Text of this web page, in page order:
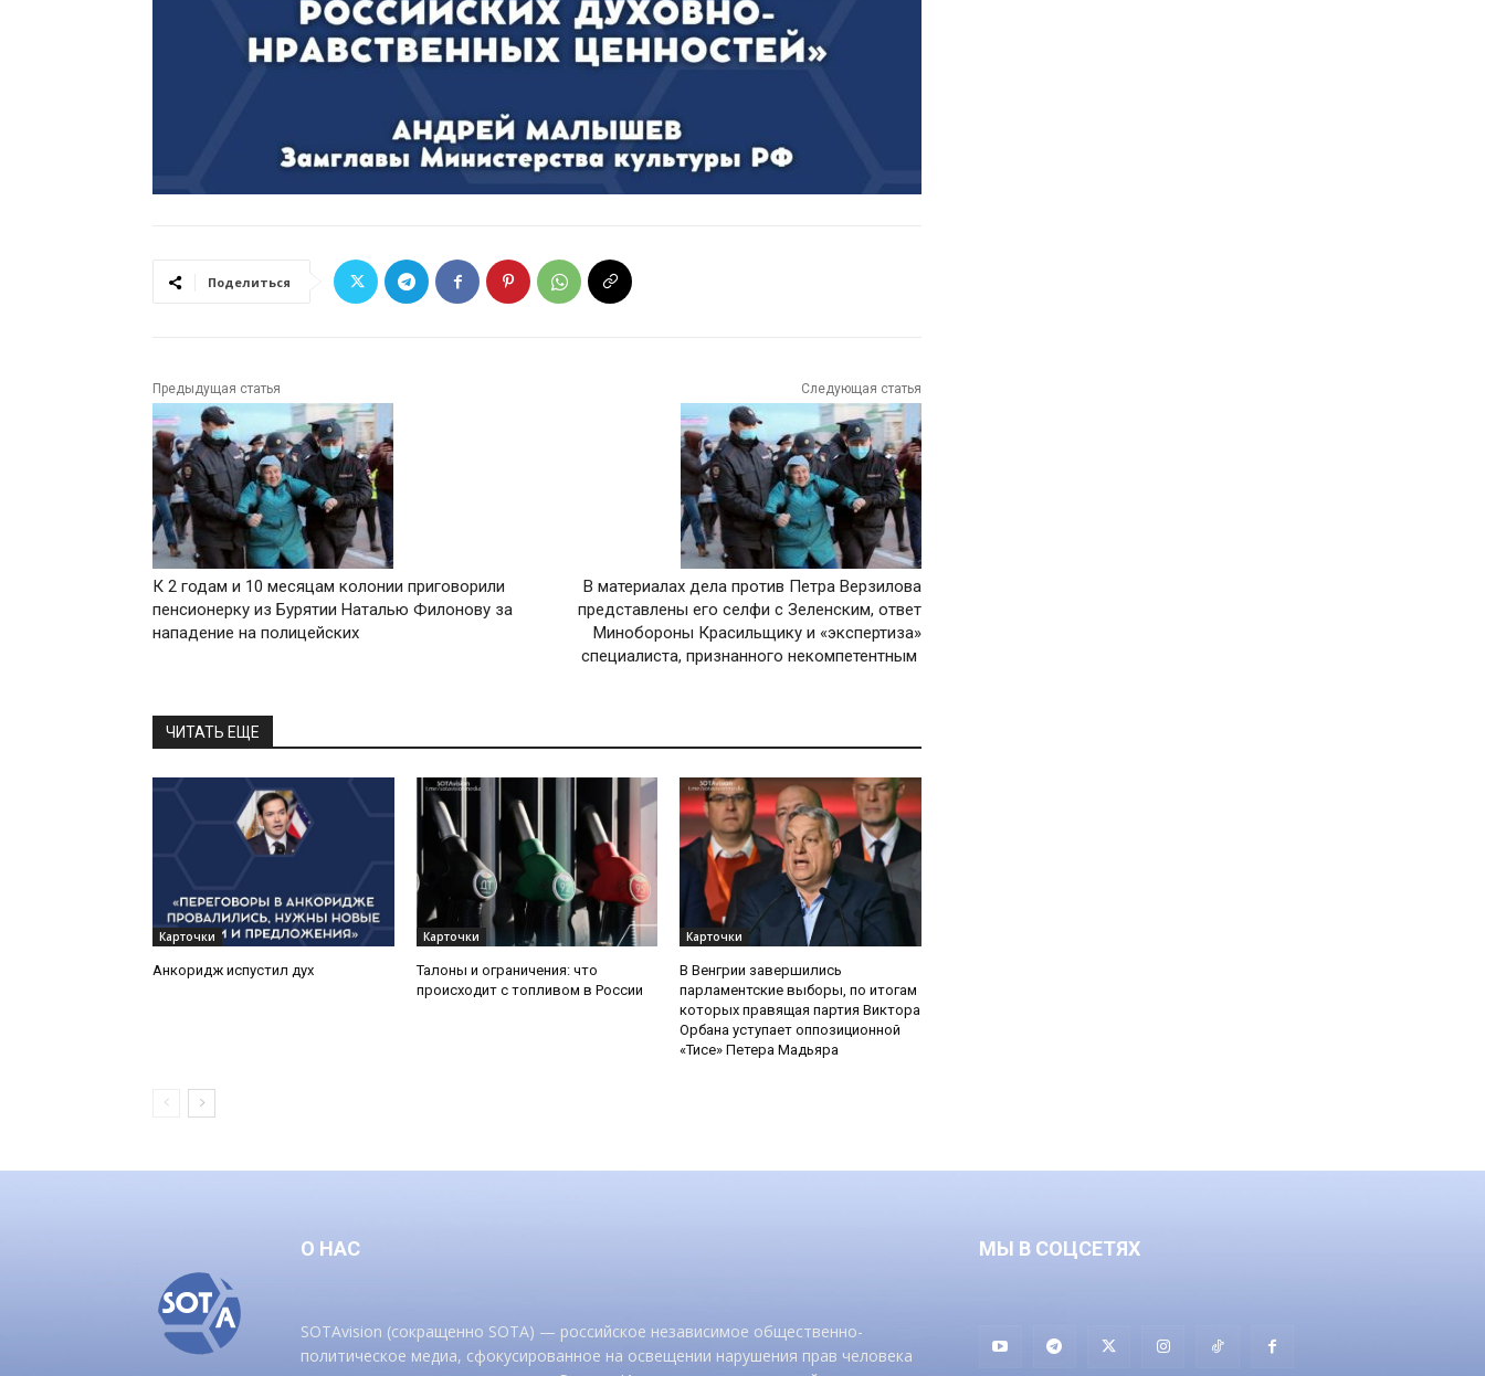
Поделиться
Предыдущая статья
К 2 годам и 10 месяцам колонии приговорили
пенсионерку из Бурятии Наталью Филонову за
нападение на полицейских
Следующая статья
В материалах дела против Петра Верзилова
представлены его селфи с Зеленским, ответ
Минобороны Красильщику и «экспертиза»
специалиста, признанного некомпетентным
ЧИТАТЬ ЕЩЕ
Карточки
Анкоридж испустил дух
Карточки
Талоны и ограничения: что
происходит с топливом в России
Карточки
В Венгрии завершились
парламентские выборы, по итогам
которых правящая партия Виктора
Орбана уступает оппозиционной
«Тисе» Петера Мадьяра
О НАС
SOTAvision (сокращенно SOTA) — российское независимое общественно-
политическое медиа, сфокусированное на освещении нарушения прав человека
МЫ В СОЦСЕТЯХ